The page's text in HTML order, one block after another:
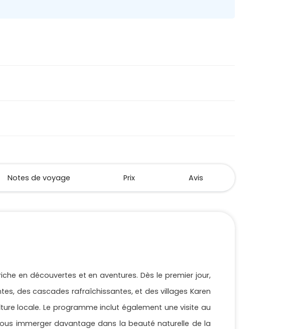
Notes de voyage Prix Avis
en découvertes et en aventures. Dès le premier jour,
des cascades rafraîchissantes, et des villages Karen
locale. Le programme inclut également une visite au
immerger davantage dans la beauté naturelle de la